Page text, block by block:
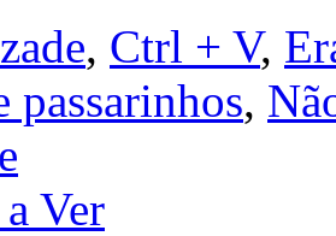
, Ctrl + V,
passarinhos,
Ver